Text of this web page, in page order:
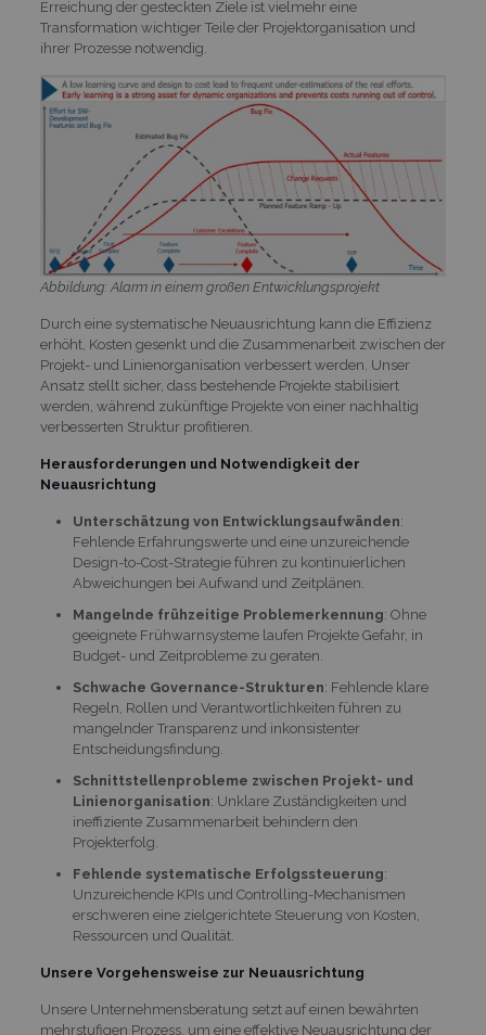
Erreichung der gesteckten Ziele ist vielmehr eine
Transformation wichtiger Teile der Projektorganisation und
ihrer Prozesse notwendig.
Abbildung: Alarm in einem großen Entwicklungsprojekt
Durch eine systematische Neuausrichtung kann die Effizienz
erhöht, Kosten gesenkt und die Zusammenarbeit zwischen der
Projekt- und Linienorganisation verbessert werden. Unser
Ansatz stellt sicher, dass bestehende Projekte stabilisiert
werden, während zukünftige Projekte von einer nachhaltig
verbesserten Struktur profitieren.
Herausforderungen und Notwendigkeit der
Neuausrichtung
Unterschätzung von Entwicklungsaufwänden:
Fehlende Erfahrungswerte und eine unzureichende
Design-to-Cost-Strategie führen zu kontinuierlichen
Abweichungen bei Aufwand und Zeitplänen.
Mangelnde frühzeitige Problemerkennung: Ohne
geeignete Frühwarnsysteme laufen Projekte Gefahr, in
Budget- und Zeitprobleme zu geraten.
Schwache Governance-Strukturen: Fehlende klare
Regeln, Rollen und Verantwortlichkeiten führen zu
mangelnder Transparenz und inkonsistenter
Entscheidungsfindung.
Schnittstellenprobleme zwischen Projekt- und
Linienorganisation: Unklare Zuständigkeiten und
ineffiziente Zusammenarbeit behindern den
Projekterfolg.
Fehlende systematische Erfolgssteuerung:
Unzureichende KPIs und Controlling-Mechanismen
erschweren eine zielgerichtete Steuerung von Kosten,
Ressourcen und Qualität.
Unsere Vorgehensweise zur Neuausrichtung
Unsere Unternehmensberatung setzt auf einen bewährten
mehrstufigen Prozess, um eine effektive Neuausrichtung der